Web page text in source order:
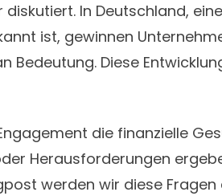
diskutiert. In Deutschland,
ist, gewinnen
Bedeutung. Diese
die finanzielle
Herausforderungen
werden wir diese